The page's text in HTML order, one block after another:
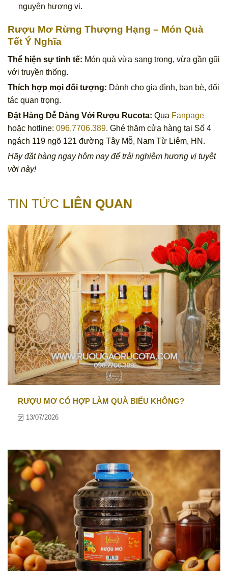
nguyên hương vị.
Rượu Mơ Rừng Thượng Hạng – Món Quà
Tết Ý Nghĩa
Thể hiện sự tinh tế: Món quà vừa sang trọng, vừa gần gũi
với truyền thống.
Thích hợp mọi đối tượng: Dành cho gia đình, bạn bè, đối
tác quan trọng.
Đặt Hàng Dễ Dàng Với Rượu Rucota: Qua Fanpage
hoặc hotline: 096.7706.389. Ghé thăm cửa hàng tại Số 4
ngách 119 ngõ 121 đường Tây Mỗ, Nam Từ Liêm, HN.
Hãy đặt hàng ngay hôm nay để trải nghiệm hương vị tuyệt
vời này!
TIN TỨC LIÊN QUAN
RƯỢU MƠ CÓ HỢP LÀM QUÀ BIẾU KHÔNG?
13/07/2026